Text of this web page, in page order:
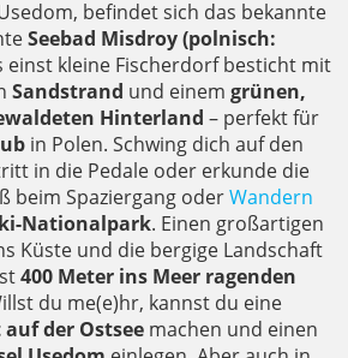
befindet sich das bekannte
Seebad Misdroy (polnisch:
einst kleine Fischerdorf besticht mit
Sandstrand und einem grünen,
Hinterland – perfekt für
in Polen. Schwing dich auf den
in die Pedale oder erkunde die
beim Spaziergang oderWandern
Nationalpark. Einen großartigen
Küste und die bergige Landschaft
400 Meter ins Meer ragenden
du me(e)hr, kannst du eine
der Ostseemachen und einen